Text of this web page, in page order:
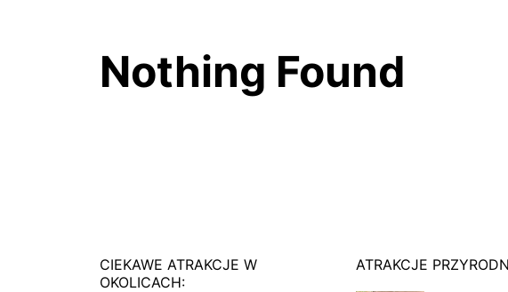
Nothing Found
CIEKAWE ATRAKCJE W
OKOLICACH:
ATRAKCJE